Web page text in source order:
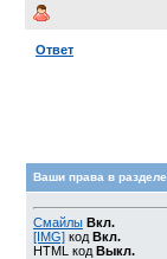
Ответ
Ваши права в разделе
Смайлы Вкл.
[IMG] код Вкл.
HTML код Выкл.